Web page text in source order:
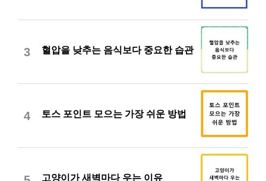
3 혈압을 낮추는 음식보다 중요한 습관
4 토스 포인트 모으는 가장 쉬운 방법
고양이가 새벽마다 우는 이유